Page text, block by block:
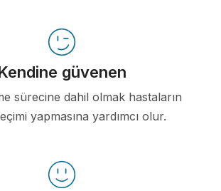
güvenen
sürecine dahil olmak hastaların
yapmasına yardımcı olur.